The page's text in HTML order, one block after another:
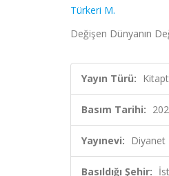
Türkeri M.
Değişen Dünyanın
Yayın Türü:
Basım Tarihi:
Yayınevi: Diyanet
Basıldığı Şehir: